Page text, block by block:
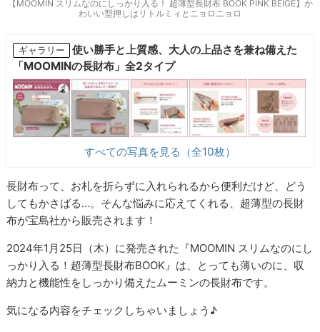
【MOOMIN スリムなのにしっかり入る！ 超薄型長財布 BOOK PINK BEIGE】か
わいい型押しはリトルミィとニョロニョロ
ギャラリー
使い勝手と上質感、大人の上品さを兼ね備えた
「MOOMINの長財布」全2タイプ
すべての写真を見る（全10枚）
長財布って、お札を折らずに入れられるから便利だけど、どう
してもかさばる…。そんな悩みに応えてくれる、超薄型の長財
布が宝島社から販売されます！
2024年1月25日（木）に発売された『MOOMIN スリムなのにし
っかり入る！超薄型長財布BOOK』は、とっても薄いのに、収
納力と機能性をしっかり備えたムーミンの長財布です。
気になる内容をチェックしちゃいましょう♪